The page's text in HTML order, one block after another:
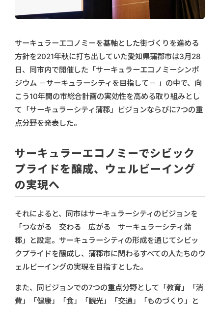
サーキュラーエコノミーを基軸とした街づくりを進める
方針を2021年秋に打ち出していた愛知県蒲郡市は3月28
日、同市内で開催した「サーキュラーエコノミーシンポ
ジウム －サーキュラーシティを目指して－ 」の中で、向
こう10年間の市総合計画の実効性を高める取り組みとし
て「サーキュラーシティ蒲郡」ビジョンならびに7つの重
点分野を発表した。
サーキュラーエコノミーでシビック
プライドを醸成、ウェルビーイング
の実現へ
それによると、同市はサーキュラーシティのビジョンを
「つながる 交わる 広がる サーキュラーシティ蒲
郡」と設定。サーキュラーシティの形成を通じてシビッ
クプライドを醸成し、蒲郡市に関わるすべての人たちのウ
ェルビーイングの実現を目指すとした。
また、同ビジョンでの7つの重点分野として「教育」「消
費」「健康」「食」「観光」「交通」「ものづくり」と